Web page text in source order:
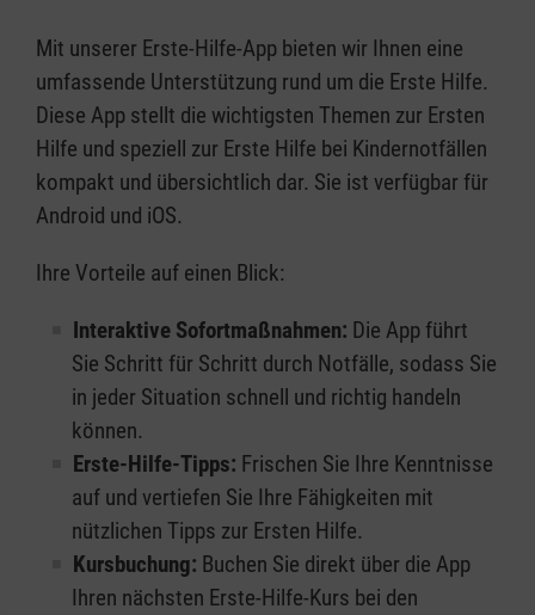
Mit unserer Erste-Hilfe-App bieten wir Ihnen eine
umfassende Unterstützung rund um die Erste Hilfe.
Diese App stellt die wichtigsten Themen zur Ersten
Hilfe und speziell zur Erste Hilfe bei Kindernotfällen
kompakt und übersichtlich dar. Sie ist verfügbar für
Android und iOS.
Ihre Vorteile auf einen Blick:
Interaktive Sofortmaßnahmen: Die App führt
Sie Schritt für Schritt durch Notfälle, sodass Sie
in jeder Situation schnell und richtig handeln
können.
Erste-Hilfe-Tipps: Frischen Sie Ihre Kenntnisse
auf und vertiefen Sie Ihre Fähigkeiten mit
nützlichen Tipps zur Ersten Hilfe.
Kursbuchung: Buchen Sie direkt über die App
Ihren nächsten Erste-Hilfe-Kurs bei den